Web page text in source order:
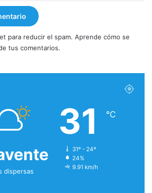
para reducir el spam. Aprende cómo se
tus comentarios.
dispersas
31 ℃
31º - 24º
24%
9.91 km/h